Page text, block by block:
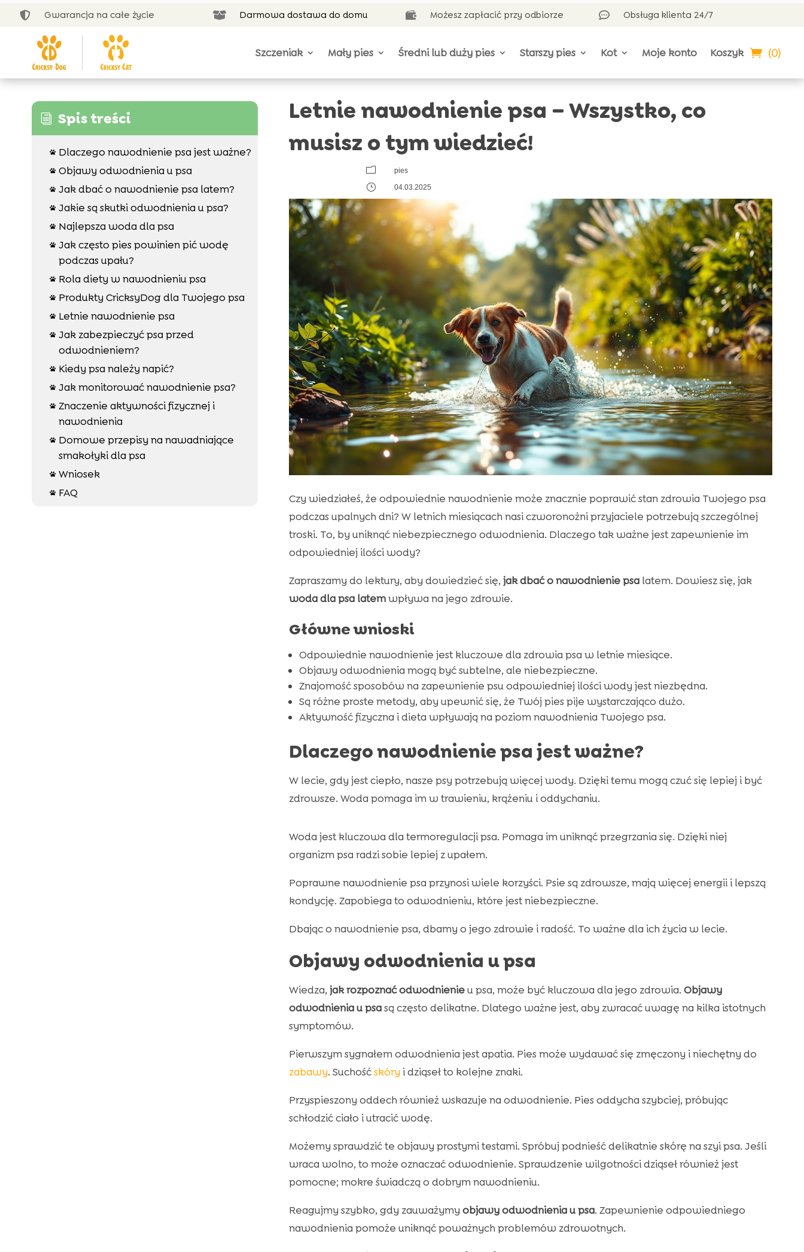
 Gwarancja na całe życie  Darmowa dostawa do domu  Możesz zapłacić przy odbiorze  Obsługa klienta 24/7
Szczeniak Mały pies Średni lub duży pies Starszy pies Kot Moje konto Koszyk (0)
i Spis treści
 Dlaczego nawodnienie psa jest ważne?
 Objawy odwodnienia u psa
 Jak dbać o nawodnienie psa latem?
 Jakie są skutki odwodnienia u psa?
 Najlepsza woda dla psa
 Jak często pies powinien pić wodę
podczas upału?
 Rola diety w nawodnieniu psa
 Produkty CricksyDog dla Twojego psa
 Letnie nawodnienie psa
 Jak zabezpieczyć psa przed
odwodnieniem?
 Kiedy psa należy napić?
 Jak monitorować nawodnienie psa?
 Znaczenie aktywności fizycznej i
nawodnienia

Domowe przepisy na nawadniające
smakołyki dla psa
 Wniosek
 FAQ
Letnie nawodnienie psa – Wszystko, co
musisz o tym wiedzieć!
m pies
} 04.03.2025
Czy wiedziałeś, że odpowiednie nawodnienie może znacznie poprawić stan zdrowia Twojego psa
podczas upalnych dni? W letnich miesiącach nasi czworonożni przyjaciele potrzebują szczególnej
troski. To, by uniknąć niebezpiecznego odwodnienia. Dlaczego tak ważne jest zapewnienie im
odpowiedniej ilości wody?
Zapraszamy do lektury, aby dowiedzieć się, jak dbać o nawodnienie psalatem. Dowiesz się, jak
woda dla psa latemwpływa na jego zdrowie.
Główne wnioski
Odpowiednie nawodnienie jest kluczowe dla zdrowia psa w letnie miesiące.
Objawy odwodnienia mogą być subtelne, ale niebezpieczne.
Znajomość sposobów na zapewnienie psu odpowiedniej ilości wody jest niezbędna.
Są różne proste metody, aby upewnić się, że Twój pies pije wystarczająco dużo.
Aktywność fizyczna i dieta wpływają na poziom nawodnienia Twojego psa.
Dlaczego nawodnienie psa jest ważne?
W lecie, gdy jest ciepło, nasze psy potrzebują więcej wody. Dzięki temu mogą czuć się lepiej i być
zdrowsze. Woda pomaga im w trawieniu, krążeniu i oddychaniu.
Woda jest kluczowa dla termoregulacji psa. Pomaga im uniknąć przegrzania się. Dzięki niej
organizm psa radzi sobie lepiej z upałem.
Poprawne nawodnienie psa przynosi wiele korzyści. Psie są zdrowsze, mają więcej energii i lepszą
kondycję. Zapobiega to odwodnieniu, które jest niebezpieczne.
Dbając o nawodnienie psa, dbamy o jego zdrowie i radość. To ważne dla ich życia w lecie.
Objawy odwodnienia u psa
Wiedza, jak rozpoznać odwodnienieu psa, może być kluczowa dla jego zdrowia. Objawy
odwodnienia u psasą często delikatne. Dlatego ważne jest, aby zwracać uwagę na kilka istotnych
symptomów.
Pierwszym sygnałem odwodnienia jest apatia. Pies może wydawać się zmęczony i niechętny do
zabawy. Suchośćskóry i dziąseł to kolejne znaki.
Przyspieszony oddech również wskazuje na odwodnienie. Pies oddycha szybciej, próbując
schłodzić ciało i utracić wodę.
Możemy sprawdzić te objawy prostymi testami. Spróbuj podnieść delikatnie skórę na szyi psa. Jeśli
wraca wolno, to może oznaczać odwodnienie. Sprawdzenie wilgotności dziąseł również jest
pomocne; mokre świadczą o dobrym nawodnieniu.
Reagujmy szybko, gdy zauważymy objawy odwodnienia u psa. Zapewnienie odpowiedniego
nawodnienia pomoże uniknąć poważnych problemów zdrowotnych.